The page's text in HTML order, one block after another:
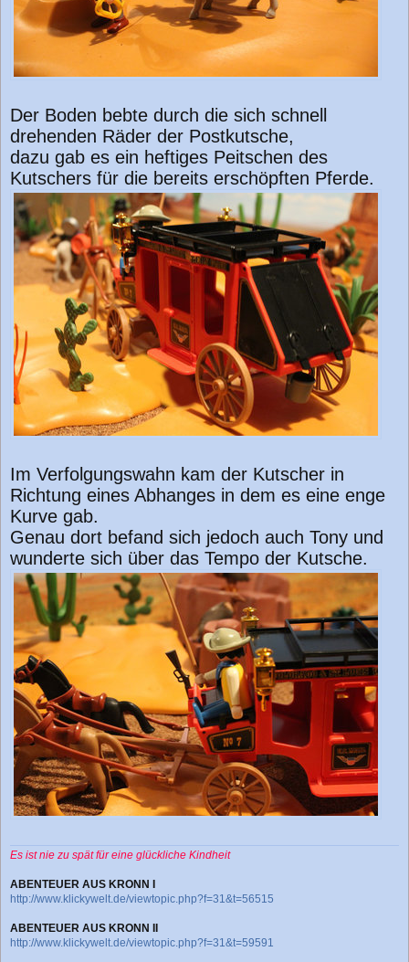
Der Boden bebte durch die sich schnell
drehenden Räder der Postkutsche,
dazu gab es ein heftiges Peitschen des
Kutschers für die bereits erschöpften Pferde.
Im Verfolgungswahn kam der Kutscher in
Richtung eines Abhanges in dem es eine enge
Kurve gab.
Genau dort befand sich jedoch auch Tony und
wunderte sich über das Tempo der Kutsche.
Es ist nie zu spät für eine glückliche Kindheit
ABENTEUER AUS KRONN I
http://www.klickywelt.de/viewtopic.php?f=31&t=56515
ABENTEUER AUS KRONN II
http://www.klickywelt.de/viewtopic.php?f=31&t=59591